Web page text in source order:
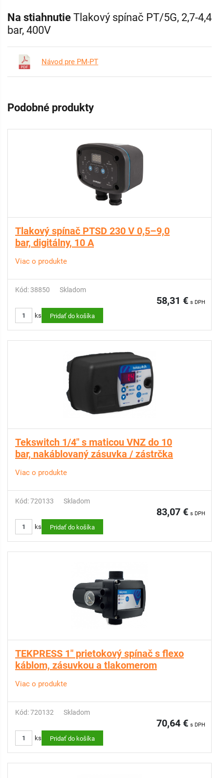
Na stiahnutie Tlakový spínač PT/5G, 2,7-4,4
bar, 400V
Návod pre PM-PT
Podobné produkty
Tlakový spínač PTSD 230 V 0,5–9,0
bar, digitálny, 10 A
Viac o produkte
Kód: 38850 Skladom
58,31 € s DPH
ks Pridať do košíka
Tekswitch 1/4" s maticou VNZ do 10
bar, nakáblovaný zásuvka / zástrčka
Viac o produkte
Kód: 720133 Skladom
83,07 € s DPH
ks Pridať do košíka
TEKPRESS 1" prietokový spínač s flexo
káblom, zásuvkou a tlakomerom
Viac o produkte
Kód: 720132 Skladom
70,64 € s DPH
ks Pridať do košíka